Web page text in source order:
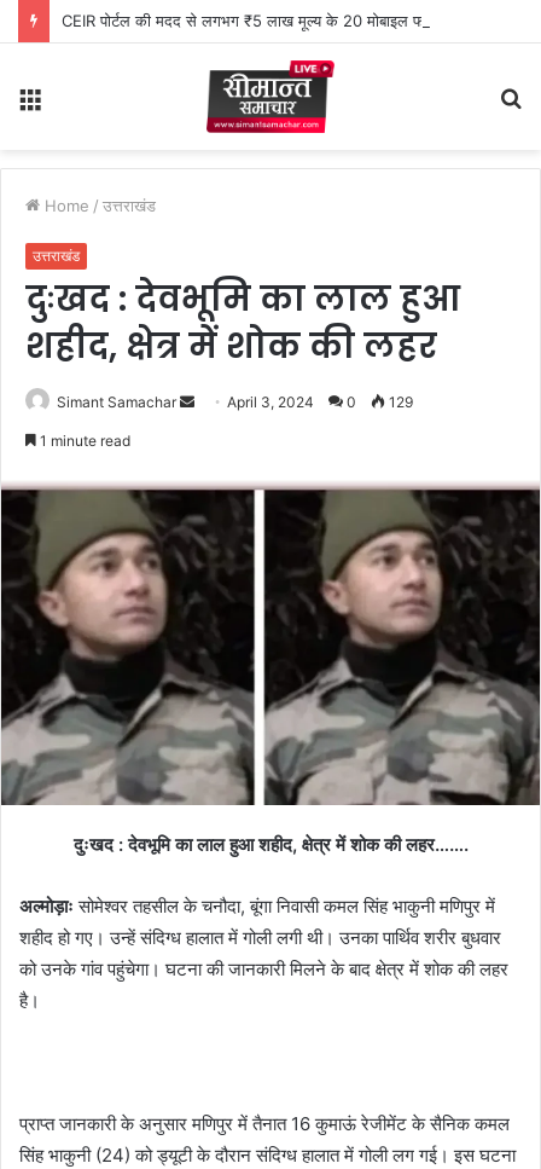
CEIR पोर्टल की मदद से लगभग ₹5 लाख मूल्य के 20 मोबाइल फोन बरामद
Home / उत्तराखंड
उत्तराखंड
दुःखद : देवभूमि का लाल हुआ
शहीद, क्षेत्र में शोक की लहर
Simant Samachar
d
a
n
m
l
April 3, 2024 0 129
1 minute read
दुःखद : देवभूमि का लाल हुआ शहीद, क्षेत्र में शोक की लहर…….
अल्मोड़ाः सोमेश्वर तहसील के चनौदा, बूंगा निवासी कमल सिंह भाकुनी मणिपुर में
शहीद हो गए। उन्हें संदिग्ध हालात में गोली लगी थी। उनका पार्थिव शरीर बुधवार
को उनके गांव पहुंचेगा। घटना की जानकारी मिलने के बाद क्षेत्र में शोक की लहर
है।
प्राप्त जानकारी के अनुसार मणिपुर में तैनात 16 कुमाऊं रेजीमेंट के सैनिक कमल
सिंह भाकुनी (24) को ड्यूटी के दौरान संदिग्ध हालात में गोली लग गई। इस घटना